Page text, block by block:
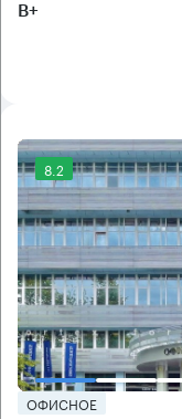
B+
8.2
ОФИСНОЕ